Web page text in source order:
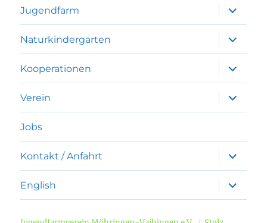
Jugendfarm
anzeigen
Naturkindergarten
anzeigen
Kooperationen
anzeigen
Verein
anzeigen
Jobs
Kontakt / Anfahrt
anzeigen
English
anzeigen